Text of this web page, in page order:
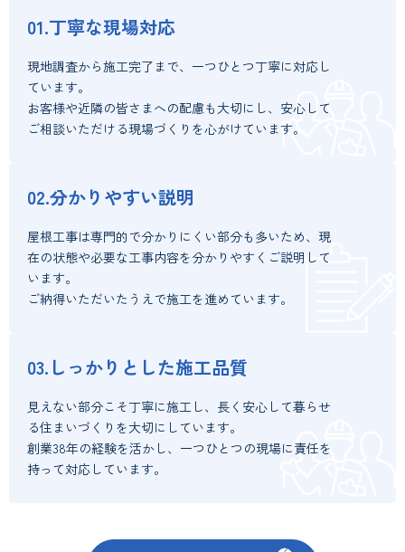
01.丁寧な現場対応
現地調査から施工完了まで、一つひとつ丁寧に対応し
ています。
お客様や近隣の皆さまへの配慮も大切にし、安心して
ご相談いただける現場づくりを心がけています。
02.分かりやすい説明
屋根工事は専門的で分かりにくい部分も多いため、現
在の状態や必要な工事内容を分かりやすくご説明して
います。
ご納得いただいたうえで施工を進めています。
03.しっかりとした施工品質
見えない部分こそ丁寧に施工し、長く安心して暮らせ
る住まいづくりを大切にしています。
創業38年の経験を活かし、一つひとつの現場に責任を
持って対応しています。